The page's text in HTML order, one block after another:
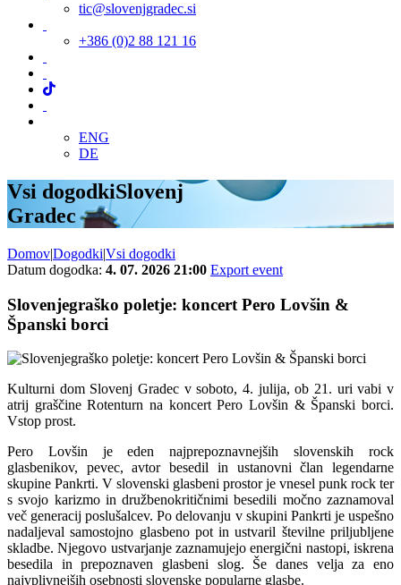
tic@slovenjgradec.si
+386 (0)2 88 121 16
ENG
DE
Vsi dogodkiSlovenj
Gradec
Domov|Dogodki|Vsi dogodki
Datum dogodka: 4. 07. 2026 21:00 Export event
Slovenjegraško poletje: koncert Pero Lovšin &
Španski borci
Kulturni dom Slovenj Gradec v soboto, 4. julija, ob 21. uri vabi v
atrij graščine Rotenturn na koncert Pero Lovšin & Španski borci.
Vstop prost.
Pero Lovšin je eden najprepoznavnejših slovenskih rock
glasbenikov, pevec, avtor besedil in ustanovni član legendarne
skupine Pankrti. V slovenski glasbeni prostor je vnesel punk rock ter
s svojo karizmo in družbenokritičnimi besedili močno zaznamoval
več generacij poslušalcev. Po delovanju v skupini Pankrti je uspešno
nadaljeval samostojno glasbeno pot in ustvaril številne priljubljene
skladbe. Njegovo ustvarjanje zaznamujejo energični nastopi, iskrena
besedila in prepoznaven glasbeni slog. Še danes velja za eno
najvplivnejših osebnosti slovenske popularne glasbe.